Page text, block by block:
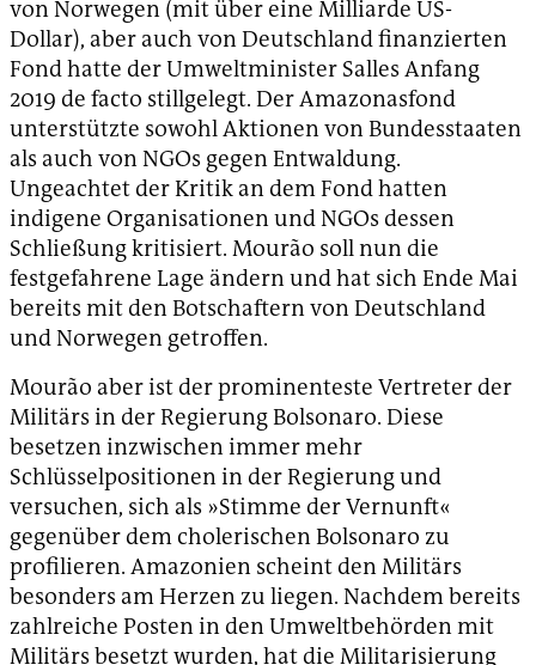
von Norwegen (mit über eine Milliarde US-
Dollar), aber auch von Deutschland finanzierten
Fond hatte der Umweltminister Salles Anfang
2019 de facto stillgelegt. Der Amazonasfond
unterstützte sowohl Aktionen von Bundesstaaten
als auch von NGOs gegen Entwaldung.
Ungeachtet der Kritik an dem Fond hatten
indigene Organisationen und NGOs dessen
Schließung kritisiert. Mourão soll nun die
festgefahrene Lage ändern und hat sich Ende Mai
bereits mit den Botschaftern von Deutschland
und Norwegen getroffen.
Mourão aber ist der prominenteste Vertreter der
Militärs in der Regierung Bolsonaro. Diese
besetzen inzwischen immer mehr
Schlüsselpositionen in der Regierung und
versuchen, sich als »Stimme der Vernunft«
gegenüber dem cholerischen Bolsonaro zu
profilieren. Amazonien scheint den Militärs
besonders am Herzen zu liegen. Nachdem bereits
zahlreiche Posten in den Umweltbehörden mit
Militärs besetzt wurden, hat die Militarisierung